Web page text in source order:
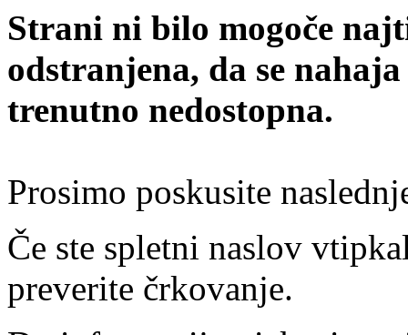
Strani ni bilo mogoče
odstranjena, da se
trenutno nedostopna.
Prosimo poskusite
Če ste spletni naslov
preverite črkovanje.